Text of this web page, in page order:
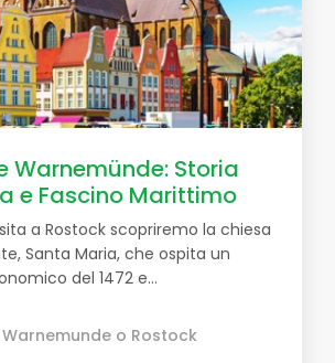
Warnemünde: Storia
e Fascino Marittimo
a Rostock scopriremo la chiesa
Santa Maria, che ospita un
del 1472 e...
o Rostock